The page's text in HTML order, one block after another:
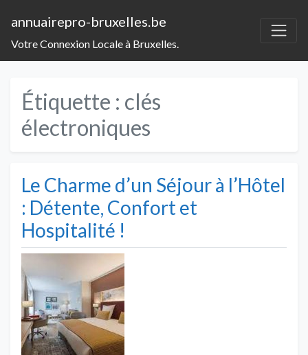
annuairepro-bruxelles.be
Votre Connexion Locale à Bruxelles.
Étiquette : clés
électroniques
Le Charme d’un Séjour à l’Hôtel
: Détente, Confort et
Hospitalité !